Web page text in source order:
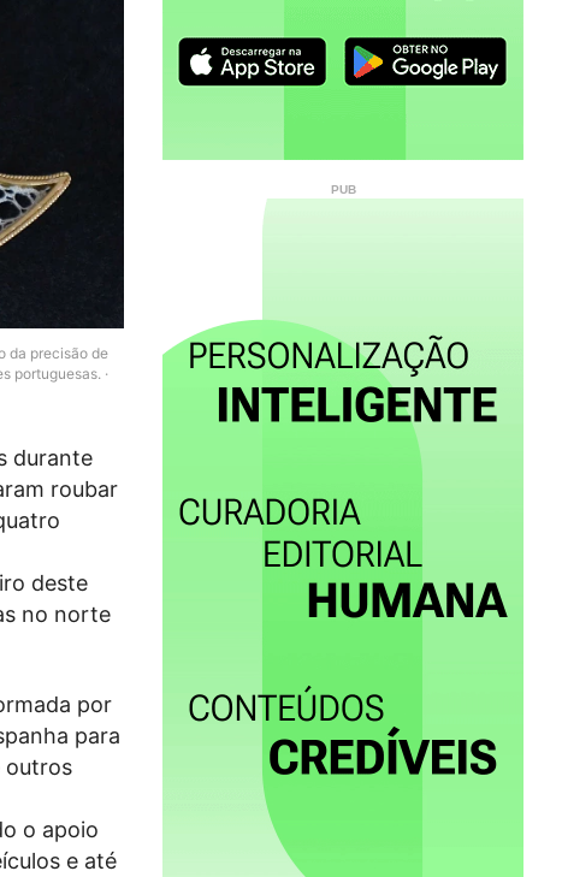
da precisão de
portuguesas.
durante
roubar
deste
no norte
por
para
outros
o apoio
e até